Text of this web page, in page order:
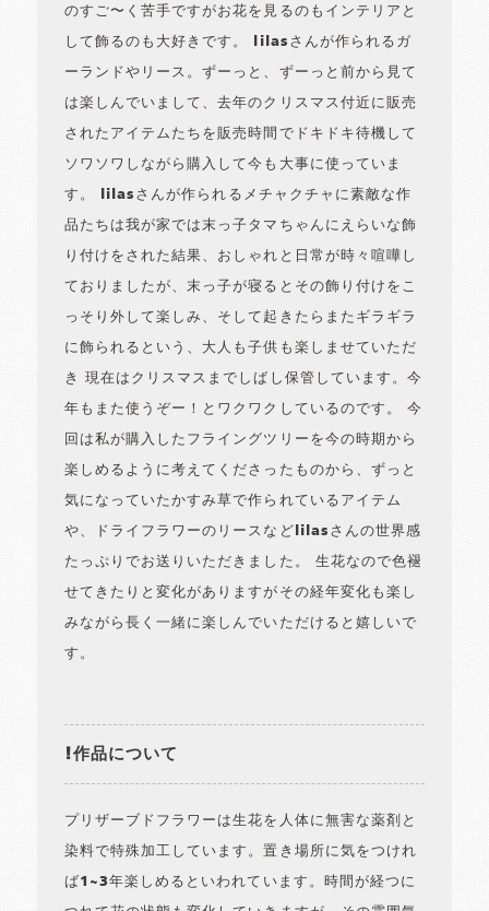
のすご〜く苦手ですがお花を見るのもインテリアと
して飾るのも大好きです。 lilasさんが作られるガ
ーランドやリース。ずーっと、ずーっと前から見て
は楽しんでいまして、去年のクリスマス付近に販売
されたアイテムたちを販売時間でドキドキ待機して
ソワソワしながら購入して今も大事に使っていま
す。 lilasさんが作られるメチャクチャに素敵な作
品たちは我が家では末っ子タマちゃんにえらいな飾
り付けをされた結果、おしゃれと日常が時々喧嘩し
ておりましたが、末っ子が寝るとその飾り付けをこ
っそり外して楽しみ、そして起きたらまたギラギラ
に飾られるという、大人も子供も楽しませていただ
き 現在はクリスマスまでしばし保管しています。今
年もまた使うぞー！とワクワクしているのです。 今
回は私が購入したフライングツリーを今の時期から
楽しめるように考えてくださったものから、ずっと
気になっていたかすみ草で作られているアイテム
や、ドライフラワーのリースなどlilasさんの世界感
たっぷりでお送りいただきました。 生花なので色褪
せてきたりと変化がありますがその経年変化も楽し
みながら長く一緒に楽しんでいただけると嬉しいで
す。
!作品について
プリザーブドフラワーは生花を人体に無害な薬剤と
染料で特殊加工しています。置き場所に気をつけれ
ば1~3年楽しめるといわれています。時間が経つに